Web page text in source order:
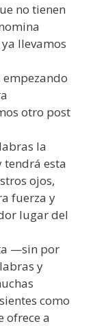
no tienen
llevamos
empezando
otro post
la
tendrá esta
ojos,
fuerza y
lugar del
—sin por
y
como
ofrece a